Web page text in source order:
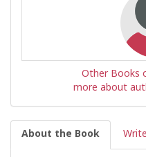
Other Books
more about
About the Book